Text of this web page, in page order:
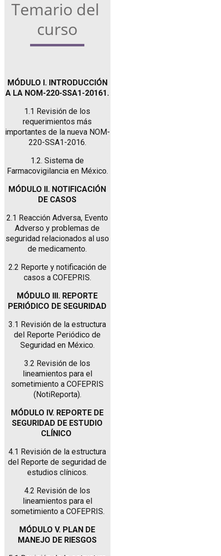
Temario del
curso
MÓDULO I. INTRODUCCIÓN
A LA NOM-220-SSA1-20161.
1.1 Revisión de los
requerimientos más
importantes de la nueva NOM-
220-SSA1-2016.
1.2. Sistema de
Farmacovigilancia en México.
MÓDULO II. NOTIFICACIÓN
DE CASOS
2.1 Reacción Adversa, Evento
Adverso y problemas de
seguridad relacionados al uso
de medicamento.
2.2 Reporte y notificación de
casos a COFEPRIS.
MÓDULO III. REPORTE
PERIÓDICO DE SEGURIDAD
3.1 Revisión de la estructura
del Reporte Periódico de
Seguridad en México.
3.2 Revisión de los
lineamientos para el
sometimiento a COFEPRIS
(NotiReporta).
MÓDULO IV. REPORTE DE
SEGURIDAD DE ESTUDIO
CLÍNICO
4.1 Revisión de la estructura
del Reporte de seguridad de
estudios clínicos.
4.2 Revisión de los
lineamientos para el
sometimiento a COFEPRIS.
MÓDULO V. PLAN DE
MANEJO DE RIESGOS